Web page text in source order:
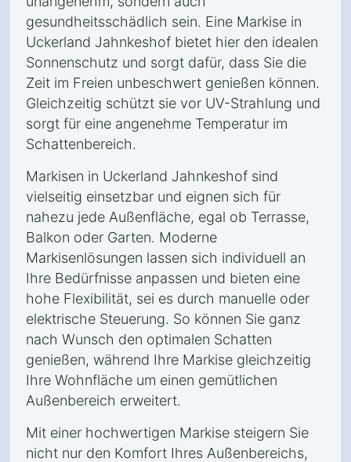
gesundheitsschädlich sein. Eine Markise in
Uckerland Jahnkeshof bietet hier den idealen
Sonnenschutz und sorgt dafür, dass Sie die
Zeit im Freien unbeschwert genießen können.
Gleichzeitig schützt sie vor UV-Strahlung und
sorgt für eine angenehme Temperatur im
Schattenbereich.
Markisen in Uckerland Jahnkeshof sind
vielseitig einsetzbar und eignen sich für
nahezu jede Außenfläche, egal ob Terrasse,
Balkon oder Garten. Moderne
Markisenlösungen lassen sich individuell an
Ihre Bedürfnisse anpassen und bieten eine
hohe Flexibilität, sei es durch manuelle oder
elektrische Steuerung. So können Sie ganz
nach Wunsch den optimalen Schatten
genießen, während Ihre Markise gleichzeitig
Ihre Wohnfläche um einen gemütlichen
Außenbereich erweitert.
Mit einer hochwertigen Markise steigern Sie
nicht nur den Komfort Ihres Außenbereichs,